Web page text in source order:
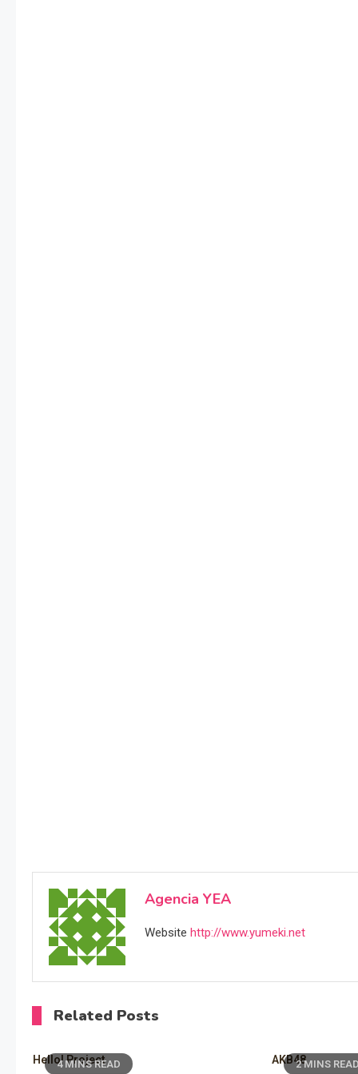
Agencia YEA
Website http://www.yumeki.net
Related Posts
4 MINS READ
Hello! Project 2 MINS READ
AKB48